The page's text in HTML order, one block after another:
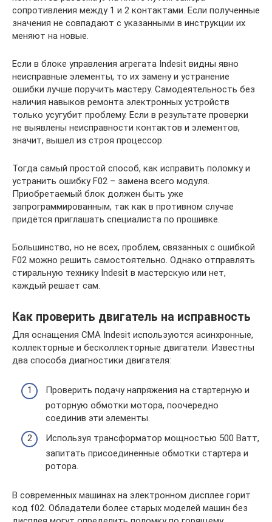
сопротивления между 1 и 2 контактами. Если полученные
значения не совпадают с указанными в инструкции их
меняют на новые.
Если в блоке управления агрегата Indesit видны явно
неисправные элементы, то их замену и устранение
ошибки лучше поручить мастеру. Самодеятельность без
наличия навыков ремонта электронных устройств
только усугубит проблему. Если в результате проверки
не выявлены неисправности контактов и элементов,
значит, вышел из строя процессор.
Тогда самый простой способ, как исправить поломку и
устранить ошибку F02 – замена всего модуля.
Приобретаемый блок должен быть уже
запрограммированным, так как в противном случае
придётся приглашать специалиста по прошивке.
Большинство, но не всех, проблем, связанных с ошибкой
F02 можно решить самостоятельно. Однако отправлять
стиральную технику Indesit в мастерскую или нет,
каждый решает сам.
Как проверить двигатель на исправность
Для оснащения СМА Indesit используются асинхронные,
коллекторные и бесколлекторные двигатели. Известны
два способа диагностики двигателя:
Проверить подачу напряжения на стартерную и
роторную обмотки мотора, поочередно
соединив эти элементы.
Используя трансформатор мощностью 500 Ватт,
запитать присоединенные обмотки стартера и
ротора.
В современных машинах на электронном дисплее горит
код f02. Обладатели более старых моделей машин без